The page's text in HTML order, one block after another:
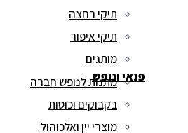
תיקי רחצה
תיקי איפור
מותגים
פנאי ונופשמתנות לנופש חברה
בקבוקים וכוסות
מוצרי יין ואלכוהול